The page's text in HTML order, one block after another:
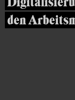
den